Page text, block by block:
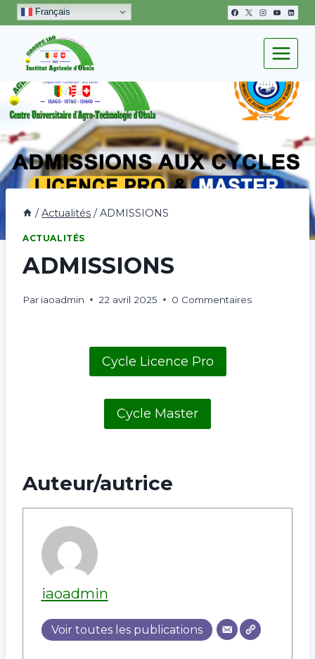
Aller
au
contenu
Français
/ Actualités / ADMISSIONS
ACTUALITÉS
ADMISSIONS
Par iaoadmin 22 avril 2025 0 Commentaires
Cycle Licence Pro
Cycle Master
Auteur/autrice
iaoadmin
Voir toutes les publications